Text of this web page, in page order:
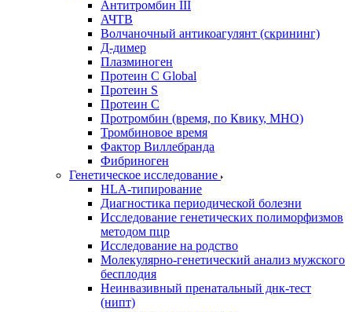
Антитромбин III
АЧТВ
Волчаночный антикоагулянт (скрининг)
Д-димер
Плазминоген
Протеин C Global
Протеин S
Протеин С
Протромбин (время, по Квику, МНО)
Тромбиновое время
Фактор Виллебранда
Фибриноген
Генетическое исследование
HLA-типирование
Диагностика периодической болезни
Исследование генетических полиморфизмов
методом пцр
Исследование на родство
Молекулярно-генетический анализ мужского
бесплодия
Неинвазивный пренатальный днк-тест
(нипт)